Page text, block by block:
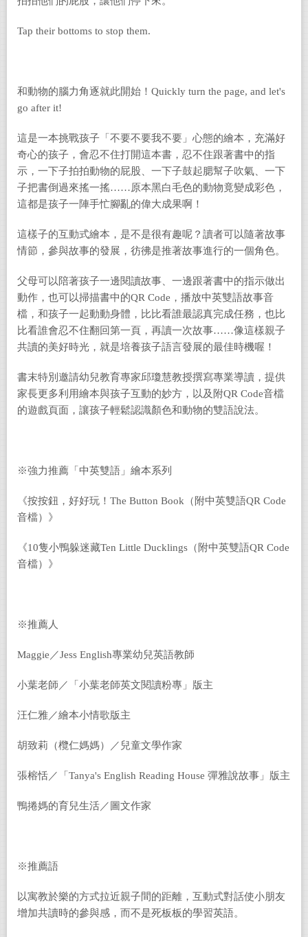
Tap their bottoms to stop them.
和動物的腦力角逐就此開始！Quickly turn the page, and let's
go after it!
這是一本挑戰孩子「不要不要我不要」心態的繪本，充滿好
奇心的孩子，會忍不住打開這本書，忍不住跟著書中的指
示，一下子拍拍動物的屁股、一下子鼓起腮幫子吹氣、一下
子把書倒過來搖一搖……原本黑白毛色的動物竟變成彩色，
這都是孩子一陣手忙腳亂的偉大成果啊！
這樣子的互動式繪本，是不是很有趣呢？讀者可以隨著故事
情節，參與故事的發展，彷彿是推著故事進行的一個角色。
父母可以陪著孩子一邊閱讀故事、一邊跟著書中的指示做出
動作，也可以掃描書中的QR Code，播放中英雙語故事音
檔，和孩子一起動動身體，比比看誰最認真完成任務，也比
比看誰會忍不住翻回第一頁，再讀一次故事……像這樣親子
共讀的美好時光，就是培養孩子語言發展的最佳時機喔！
書末特別邀請幼兒教育專家邱瓊慧教授撰寫專業導讀，提供
家長更多利用繪本與孩子互動的妙方，以及附QR Code音檔
的遊戲頁面，讓孩子輕鬆認識顏色和動物的雙語說法。
※強力推薦「中英雙語」繪本系列
《按按鈕，好好玩！The Button Book（附中英雙語QR Code
音檔）》
《10隻小鴨躲迷藏Ten Little Ducklings（附中英雙語QR Code
音檔）》
※推薦人
Maggie／Jess English專業幼兒英語教師
小葉老師／「小葉老師英文閱讀粉專」版主
汪仁雅／繪本小情歌版主
胡致莉（欖仁媽媽）／兒童文學作家
張榕恬／「Tanya's English Reading House 彈雅說故事」版主
鴨捲媽的育兒生活／圖文作家
※推薦語
以寓教於樂的方式拉近親子間的距離，互動式對話使小朋友
增加共讀時的參與感，而不是死板板的學習英語。